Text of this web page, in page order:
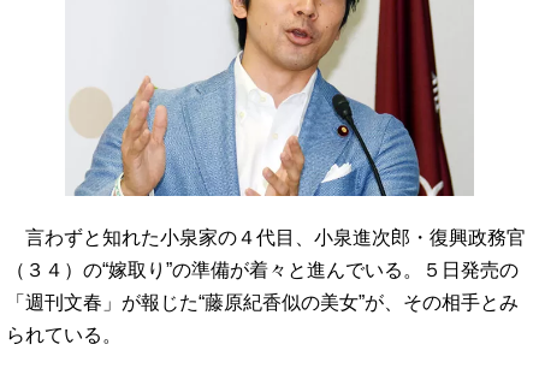
言わずと知れた小泉家の４代目、小泉進次郎・復興政務官
（３４）の“嫁取り”の準備が着々と進んでいる。５日発売の
「週刊文春」が報じた“藤原紀香似の美女”が、その相手とみ
られている。